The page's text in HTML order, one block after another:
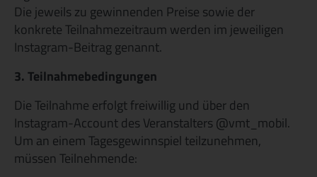
Die jeweils zu gewinnenden Preise sowie der
konkrete Teilnahmezeitraum werden im jeweiligen
Instagram-Beitrag genannt.
3. Teilnahmebedingungen
Die Teilnahme erfolgt freiwillig und über den
Instagram-Account des Veranstalters @vmt_mobil.
Um an einem Tagesgewinnspiel teilzunehmen,
müssen Teilnehmende: